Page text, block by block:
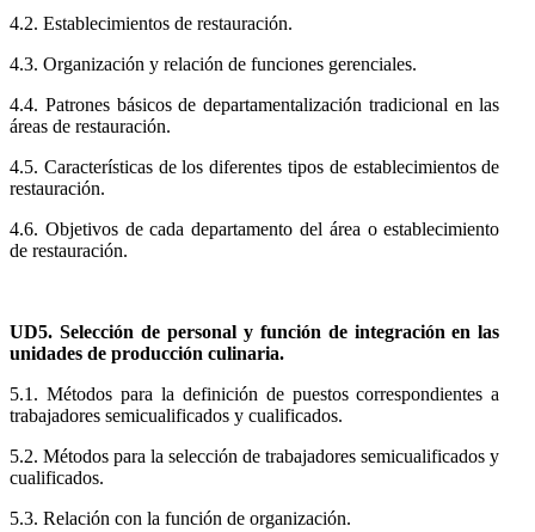
4.2. Establecimientos de restauración.
4.3. Organización y relación de funciones gerenciales.
4.4. Patrones básicos de departamentalización tradicional en las
áreas de restauración.
4.5. Características de los diferentes tipos de establecimientos de
restauración.
4.6. Objetivos de cada departamento del área o establecimiento
de restauración.
UD5. Selección de personal y función de integración en las
unidades de producción culinaria.
5.1. Métodos para la definición de puestos correspondientes a
trabajadores semicualificados y cualificados.
5.2. Métodos para la selección de trabajadores semicualificados y
cualificados.
5.3. Relación con la función de organización.